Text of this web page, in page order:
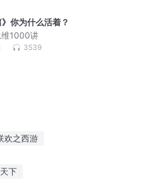
你为什么活着？
维1000讲
3539
欢之西游
下